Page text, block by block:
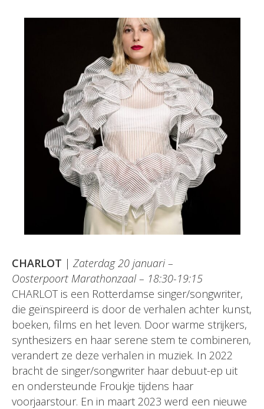
CHARLOT | Zaterdag 20 januari –
Oosterpoort Marathonzaal – 18:30-19:15
CHARLOT is een Rotterdamse singer/songwriter,
die geïnspireerd is door de verhalen achter kunst,
boeken, films en het leven. Door warme strijkers,
synthesizers en haar serene stem te combineren,
verandert ze deze verhalen in muziek. In 2022
bracht de singer/songwriter haar debuut-ep uit
en ondersteunde Froukje tijdens haar
voorjaarstour. En in maart 2023 werd een nieuwe